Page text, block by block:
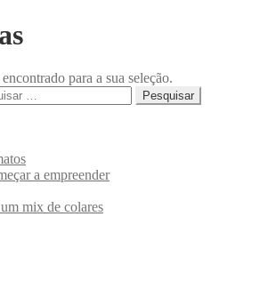
para a sua seleção.
a empreender
mix de colares